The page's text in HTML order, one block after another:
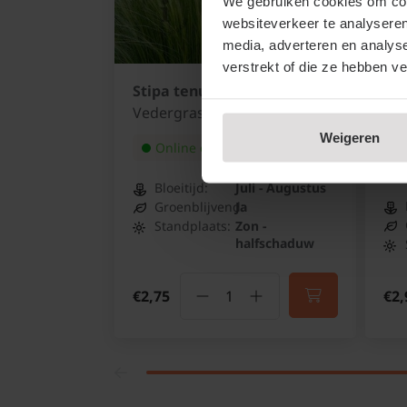
websiteverkeer te
media, adverteren en
verstrekt of die ze hebben
Weigeren
Stipa tenuissima 'Ponytails'
Vedergras
Online op voorraad
Bloeitijd:
Juli - Augustus
Groenblijvend:
Ja
Standplaats: Zon -
halfschaduw
€2,75